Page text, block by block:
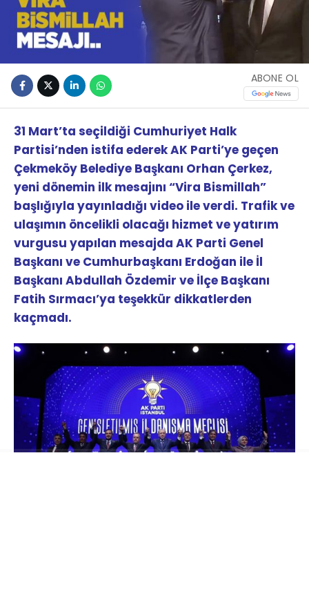
ABONE OL
31 Mart’ta seçildiği Cumhuriyet Halk
Partisi’nden istifa ederek AK Parti’ye geçen
Çekmeköy Belediye Başkanı Orhan Çerkez,
yeni dönemin ilk mesajını “Vira Bismillah”
başlığıyla yayınladığı video ile verdi. Trafik ve
ulaşımın öncelikli olacağı hizmet ve yatırım
vurgusu yapılan mesajda AK Parti Genel
Başkanı ve Cumhurbaşkanı Erdoğan ile İl
Başkanı Abdullah Özdemir ve İlçe Başkanı
Fatih Sırmacı’ya teşekkür dikkatlerden
kaçmadı.